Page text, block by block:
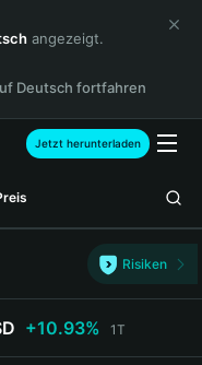
angezeigt.
Deutsch fortfahren
Jetzt herunterladen
Risiken
+10.93% 1T